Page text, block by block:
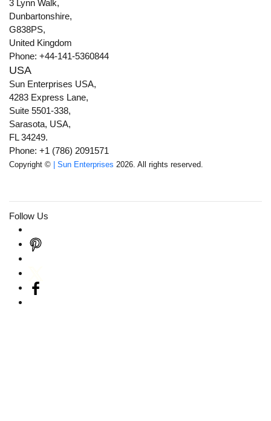
3 Lynn Walk,
Dunbartonshire,
G838PS,
United Kingdom
Phone: +44-141-5360844
USA
Sun Enterprises USA,
4283 Express Lane,
Suite 5501-338,
Sarasota, USA,
FL 34249.
Phone: +1 (786) 2091571
Copyright © | Sun Enterprises 2026. All rights reserved.
Follow Us